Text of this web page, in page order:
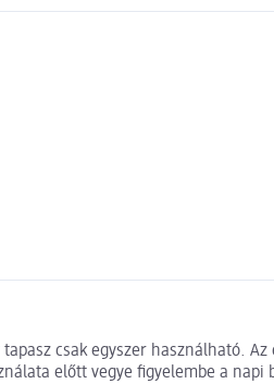
csak egyszer használható.
előtt vegye figyelembe a napi